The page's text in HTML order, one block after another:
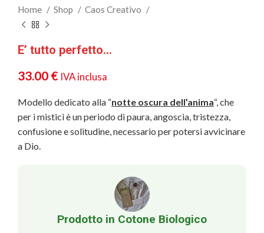
Home Shop Caos Creativo
E’ tutto perfetto…
33.00 € IVA inclusa
Modello dedicato alla “notte oscura dell’anima“, che
per i mistici è un periodo di paura, angoscia, tristezza,
confusione e solitudine, necessario per potersi avvicinare
a Dio.
Prodotto in Cotone Biologico